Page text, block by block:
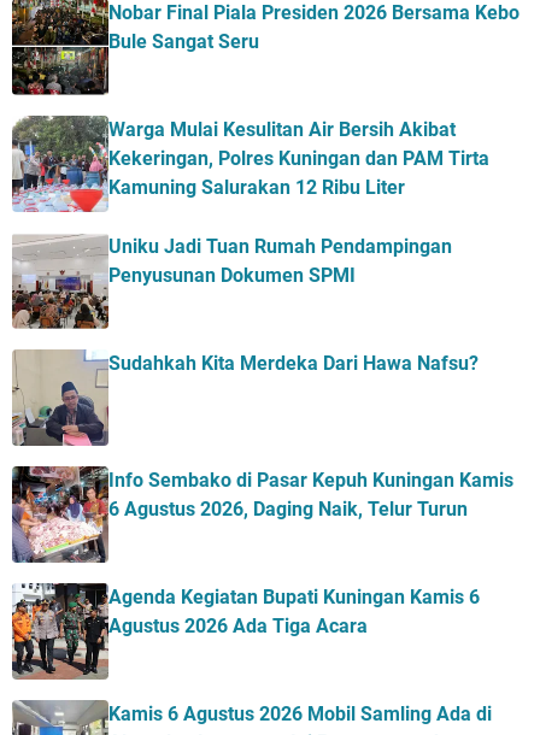
Nobar Final Piala Presiden 2026 Bersama Kebo
Bule Sangat Seru
Warga Mulai Kesulitan Air Bersih Akibat
Kekeringan, Polres Kuningan dan PAM Tirta
Kamuning Salurakan 12 Ribu Liter
Uniku Jadi Tuan Rumah Pendampingan
Penyusunan Dokumen SPMI
Sudahkah Kita Merdeka Dari Hawa Nafsu?
Info Sembako di Pasar Kepuh Kuningan Kamis
6 Agustus 2026, Daging Naik, Telur Turun
Agenda Kegiatan Bupati Kuningan Kamis 6
Agustus 2026 Ada Tiga Acara
Kamis 6 Agustus 2026 Mobil Samling Ada di